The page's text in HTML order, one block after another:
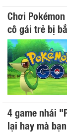
Chơi
cô gái trẻ bị
4 game nhái
lại hay mà